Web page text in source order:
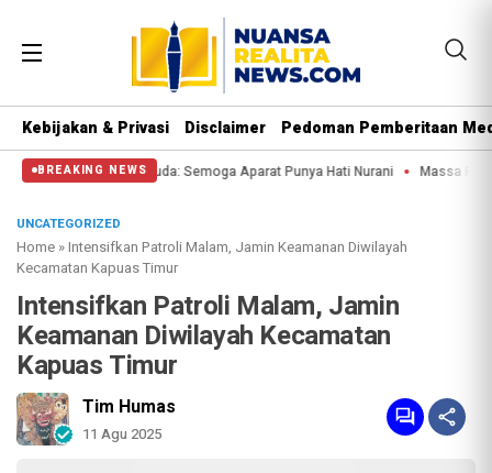
Kebijakan & Privasi Disclaimer Pedoman Pemberitaan
BREAKING NEWS
Kuda: Semoga Aparat Punya Hati Nurani Massa Reuni 212 Hanya
UNCATEGORIZED
Home »Intensifkan Patroli Malam, Jamin Keamanan Diwilayah
Kecamatan Kapuas Timur
Intensifkan Patroli Malam, Jamin
Keamanan Diwilayah Kecamatan
Kapuas Timur
Tim Humas
11 Agu 2025